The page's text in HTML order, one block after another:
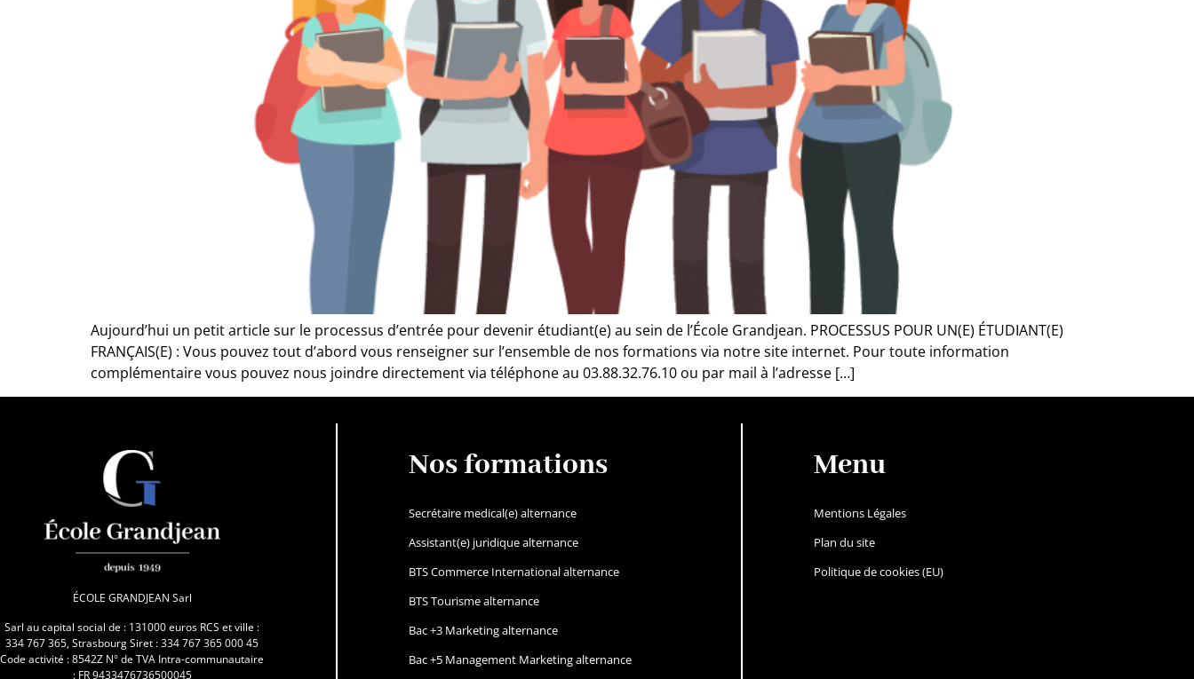
Aujourd’hui un petit article sur le processus d’entrée pour devenir étudiant(e) au sein de l’École Grandjean. PROCESSUS POUR UN(E) ÉTUDIANT(E)
FRANÇAIS(E) : Vous pouvez tout d’abord vous renseigner sur l’ensemble de nos formations via notre site internet. Pour toute information
complémentaire vous pouvez nous joindre directement via téléphone au 03.88.32.76.10 ou par mail à l’adresse […]
ÉCOLE GRANDJEAN Sarl
Sarl au capital social de : 131000 euros RCS et ville :
334 767 365, Strasbourg Siret : 334 767 365 000 45
Code activité : 8542Z N° de TVA Intra-communautaire
: FR 9433476736500045
Nos formations
Secrétaire medical(e) alternance
Assistant(e) juridique alternance
BTS Commerce International alternance
BTS Tourisme alternance
Bac +3 Marketing alternance
Bac +5 Management Marketing alternance
Menu
Mentions Légales
Plan du site
Politique de cookies (EU)